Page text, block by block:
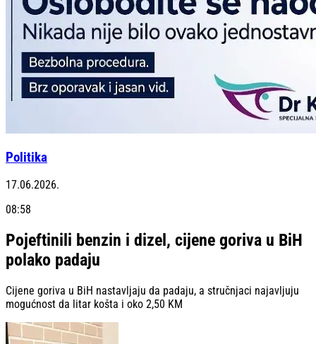
Politika
17.06.2026.
08:58
Pojeftinili benzin i dizel, cijene goriva u BiH
polako padaju
Cijene goriva u BiH nastavljaju da padaju, a stručnjaci najavljuju
mogućnost da litar košta i oko 2,50 KM